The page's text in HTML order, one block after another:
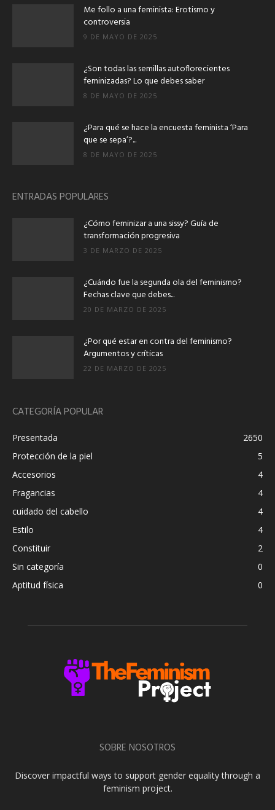
Me follo a una feminista: Erotismo y
controversia
9 DE MAYO DE 2025
¿Son todas las semillas autoflorecientes
feminizadas? Lo que debes saber
8 DE MAYO DE 2025
¿Para qué se hace la encuesta feminista ‘Para
que se sepa’?...
8 DE MAYO DE 2025
ENTRADAS POPULARES
¿Cómo feminizar a una sissy? Guía de
transformación progresiva
3 DE MARZO DE 2025
¿Cuándo fue la segunda ola del feminismo?
Fechas clave que debes...
20 DE MARZO DE 2025
¿Por qué estar en contra del feminismo?
Argumentos y críticas
22 DE MARZO DE 2025
CATEGORÍA POPULAR
Presentada
2650
Protección de la piel
5
Accesorios
4
Fragancias
4
cuidado del cabello
4
Estilo
4
Constituir
2
Sin categoría
0
Aptitud física
0
SOBRE NOSOTROS
Discover impactful ways to support gender equality through a
feminism project.